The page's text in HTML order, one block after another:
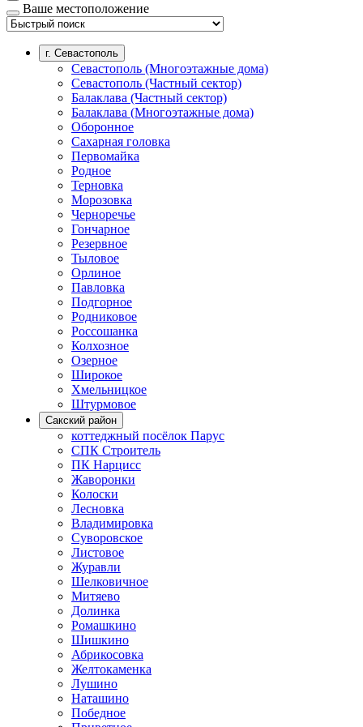
Ваше местоположение
г. Севастополь
Севастополь (Многоэтажные дома)
Севастополь (Частный сектор)
Балаклава (Частный сектор)
Балаклава (Многоэтажные дома)
Оборонное
Сахарная головка
Первомайка
Родное
Терновка
Морозовка
Черноречье
Гончарное
Резервное
Тыловое
Орлиное
Павловка
Подгорное
Родниковое
Россошанка
Колхозное
Озерное
Широкое
Хмельницкое
Штурмовое
Сакский район
коттеджный посёлок Парус
СПК Строитель
ПК Нарцисс
Жаворонки
Колоски
Лесновка
Владимировка
Суворовское
Листовое
Журавли
Шелковичное
Митяево
Долинка
Ромашкино
Шишкино
Абрикосовка
Желтокаменка
Лушино
Наташино
Победное